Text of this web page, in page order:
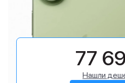
77
Нашли